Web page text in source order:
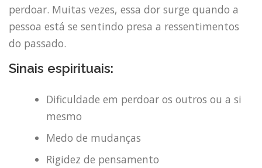
perdoar. Muitas vezes, essa dor surge quando a
pessoa está se sentindo presa a ressentimentos
do passado.
Sinais espirituais:
Dificuldade em perdoar os outros ou a si
mesmo
Medo de mudanças
Rigidez de pensamento